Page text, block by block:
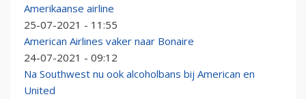
Amerikaanse airline
25-07-2021 - 11:55
American Airlines vaker naar Bonaire
24-07-2021 - 09:12
Na Southwest nu ook alcoholbans bij American en
United